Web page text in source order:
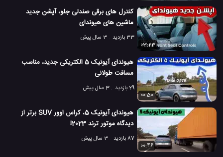
کنترل های برقی صندلی جلو، آپشن جدید
ماشین های هیوندای
33 بازدید
3 سال پیش
03:23
هیوندای آیونیک 5 الکتریکی جدید، مناسب
مسافت طولانی
29 بازدید
3 سال پیش
00:50
هیوندای آیونیک 5، کراس اوور SUV برتر از
دیدگاه موتور ترند 2023!
87 بازدید
3 سال پیش
00:46